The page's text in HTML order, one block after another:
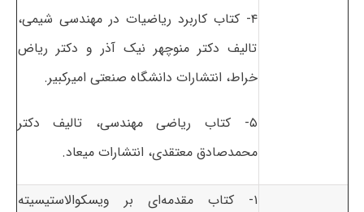
۴- کتاب کاربرد ریاضیات در مهندسی شیمی،
تالیف دکتر منوچهر نیک آذر و دکتر ریاض
خراط، انتشارات دانشگاه صنعتی امیرکبیر.
۵- کتاب ریاضی مهندسی، تالیف دکتر
محمدصادق معتقدی، انتشارات میعاد.
۱- کتاب مقدمه‌ای بر ویسکوالاستیسیته